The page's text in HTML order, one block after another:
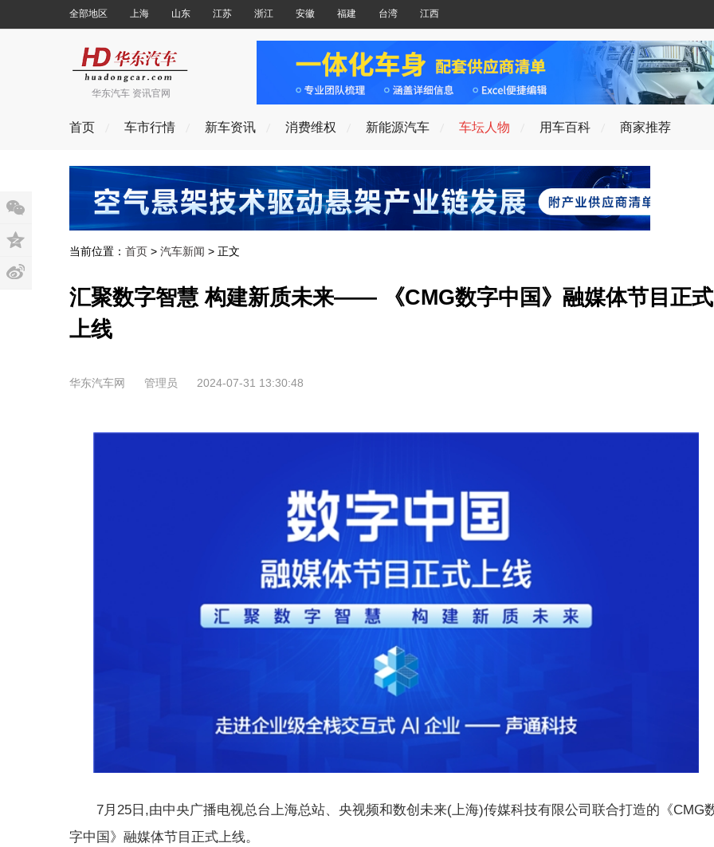
全部地区 上海 山东 江苏 浙江 安徽 福建 台湾 江西
华东汽车 资讯官网
首页 车市行情 新车资讯 消费维权 新能源汽车 车坛人物 用车百科 商家推荐
当前位置： 首页 > 汽车新闻 > 正文
汇聚数字智慧 构建新质未来—— 《CMG数字中国》融媒体节目正式
上线
华东汽车网 管理员 2024-07-31 13:30:48
7月25日,由中央广播电视总台上海总站、央视频和数创未来(上海)传媒科技有限公司联合打造的《CMG
字中国》融媒体节目正式上线。